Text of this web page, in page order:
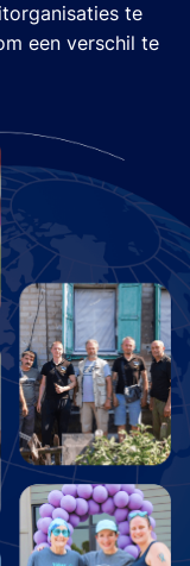
te
een verschil te